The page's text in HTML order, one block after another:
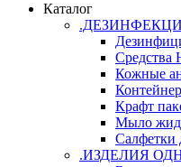
Каталог
Средства
Кожные
Крафт
Мыло
.ИЗДЕЛИЯ